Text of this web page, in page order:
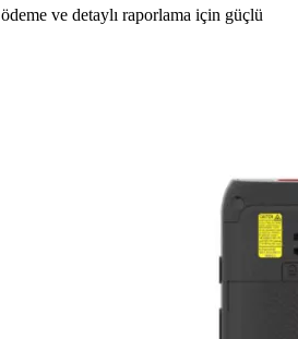
ve detaylı raporlama için güçlü